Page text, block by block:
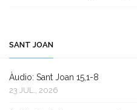
SANT JOAN
Àudio: Sant Joan 15,1-8
23 JUL., 2026